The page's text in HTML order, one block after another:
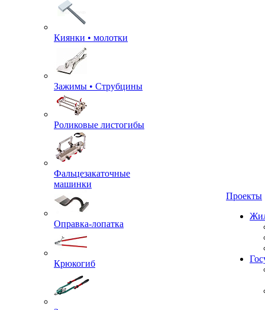
Киянки • молотки
Зажимы • Струбцины
Роликовые листогибы
Фальцезакаточные
машинки
Оправка-лопатка
Крюкогиб
Проекты